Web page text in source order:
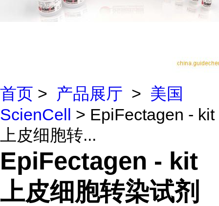
首页 > 产品展厅 > 美国
ScienCell > EpiFectagen - kit
上皮细胞转...
EpiFectagen - kit
上皮细胞转染试剂